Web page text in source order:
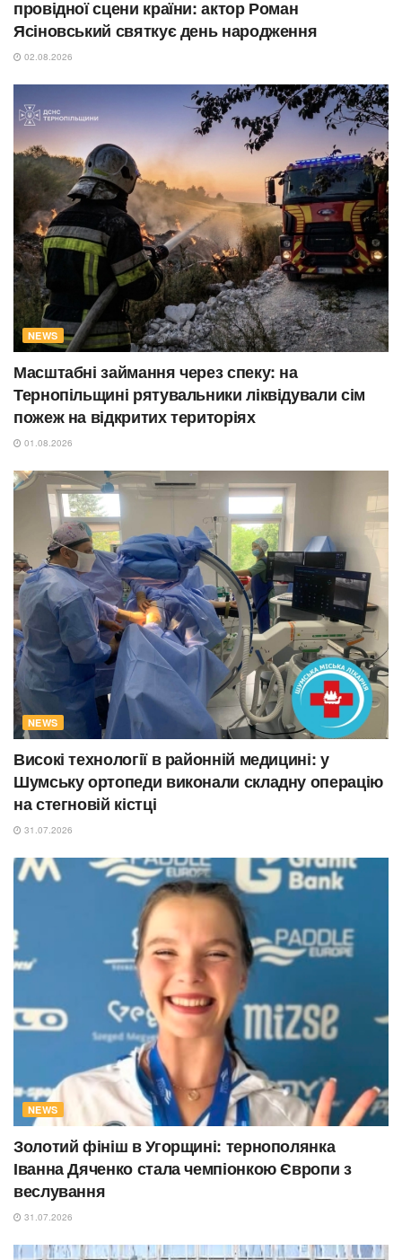
провідної сцени країни: актор Роман
Ясіновський святкує день народження
02.08.2026
NEWS
Масштабні займання через спеку: на
Тернопільщині рятувальники ліквідували сім
пожеж на відкритих територіях
01.08.2026
NEWS
Високі технології в районній медицині: у
Шумську ортопеди виконали складну операцію
на стегновій кістці
31.07.2026
NEWS
Золотий фініш в Угорщині: тернополянка
Іванна Дяченко стала чемпіонкою Європи з
веслування
31.07.2026